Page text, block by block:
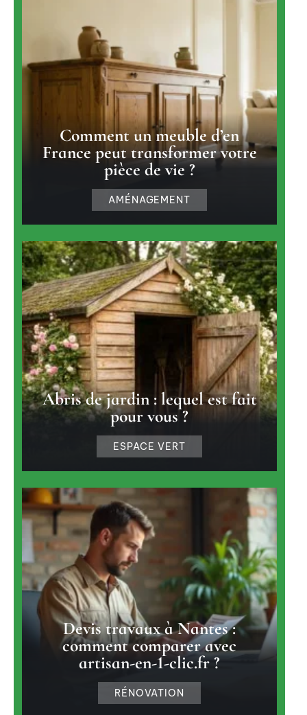
Comment un meuble d’en
France peut transformer votre
pièce de vie ?
AMÉNAGEMENT
Abris de jardin : lequel est fait
pour vous ?
ESPACE VERT
Devis travaux à Nantes :
comment comparer avec
artisan-en-1-clic.fr ?
RÉNOVATION